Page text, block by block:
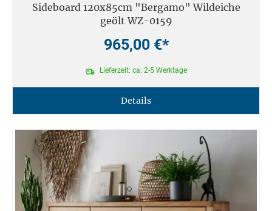
Sideboard 120x85cm "Bergamo" Wildeiche
geölt WZ-0159
965,00 €*
Lieferzeit: ca. 2-5 Werktage
Details